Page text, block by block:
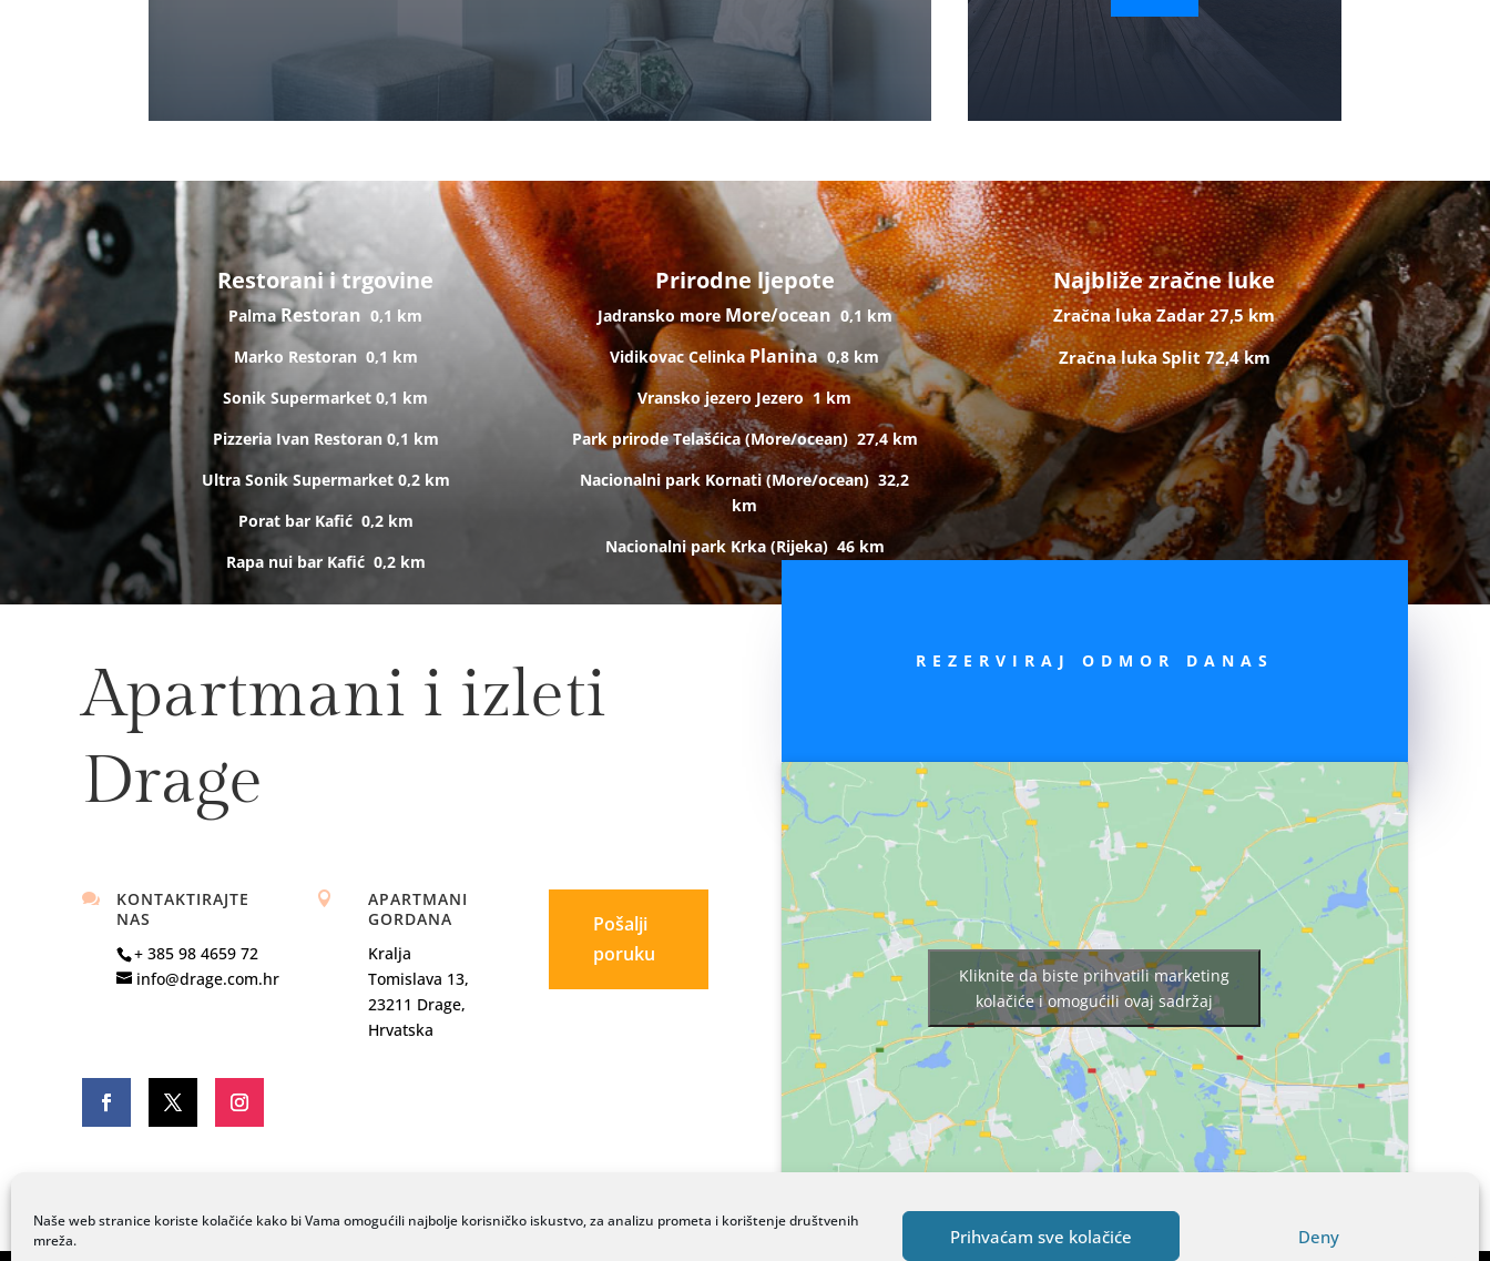
Naše web stranice koriste kolačiće kako bi Vama omogućili najbolje korisničko iskustvo, za analizu prometa i korištenje društvenih
mreža.
Prihvaćam sve kolačiće Deny
Restorani i trgovine
PalmaRestoran0,1 km
Marko Restoran 0,1 km
SonikSupermarket0,1 km
Pizzeria Ivan Restoran 0,1 km
Ultra SonikSupermarket 0,2 km
Porat bar Kafić 0,2 km
Rapa nui bar Kafić 0,2 km
Prirodne ljepote
Jadransko more More/ocean 0,1 km
Vidikovac Celinka Planina0,8 km
Vransko jezero Jezero1 km
Park prirode Telašćica (More/ocean) 27,4 km
Nacionalni park Kornati (More/ocean)32,2
km
Nacionalni park Krka (Rijeka) 46 km
Najbliže zračne luke
Zračna luka Zadar 27,5 km
Zračna luka Split 72,4 km
Apartmani i izleti
Drage

KONTAKTIRAJTE
NAS
+ 385 98 4659 72
info@drage.com.hr

APARTMANI
GORDANA
Kralja
Tomislava 13,
23211 Drage,
Hrvatska
Pošalji
poruku
REZERVIRAJ ODMOR DANAS
Kliknite da biste prihvatili marketing
kolačiće i omogućili ovaj sadržaj